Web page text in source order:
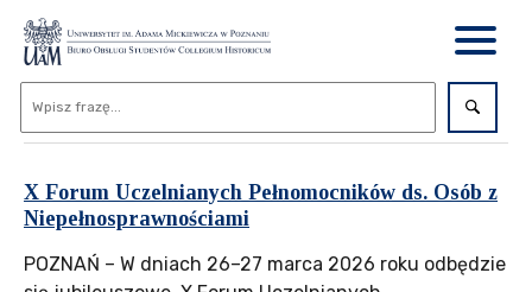
X Forum Uczelnianych Pełnomocników ds. Osób z
Niepełnosprawnościami
POZNAŃ – W dniach 26–27 marca 2026 roku odbędzie